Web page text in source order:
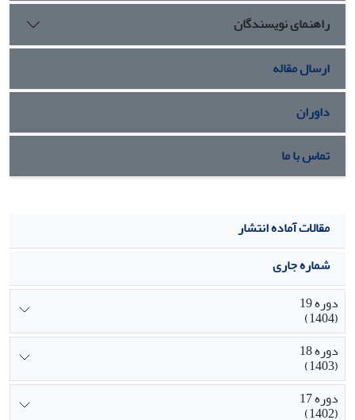
راهنمای نویسندگان
ارسال مقاله
داوران
تماس با ما
مقالات آماده انتشار
شماره جاری
دوره 19
(1404)
دوره 18
(1403)
دوره 17
(1402)